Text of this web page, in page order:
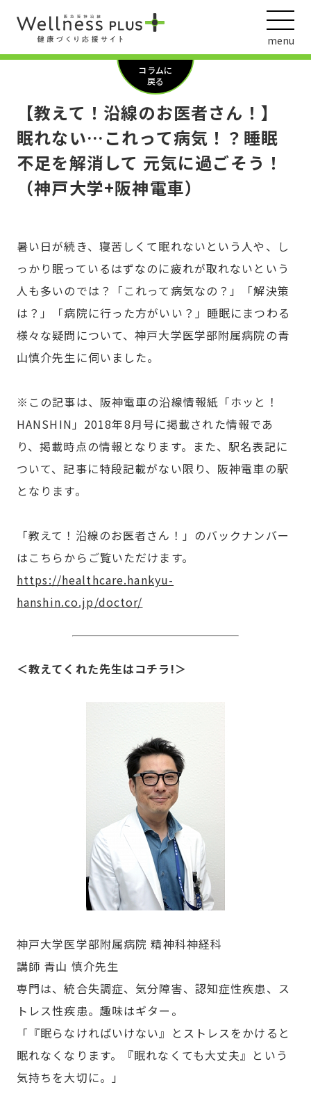
menu
コラムに
戻る
【教えて！沿線のお医者さん！】
眠れない…これって病気！？睡眠
不足を解消して 元気に過ごそう！
（神戸大学+阪神電車）
暑い日が続き、寝苦しくて眠れないという人や、し
っかり眠っているはずなのに疲れが取れないという
人も多いのでは？「これって病気なの？」「解決策
は？」「病院に行った方がいい？」睡眠にまつわる
様々な疑問について、神戸大学医学部附属病院の青
山慎介先生に伺いました。
※この記事は、阪神電車の沿線情報紙「ホッと！
HANSHIN」2018年8月号に掲載された情報であ
り、掲載時点の情報となります。また、駅名表記に
ついて、記事に特段記載がない限り、阪神電車の駅
となります。
「教えて！沿線のお医者さん！」のバックナンバー
はこちらからご覧いただけます。
https://healthcare.hankyu-
hanshin.co.jp/doctor/
＜教えてくれた先生はコチラ!＞
神戸大学医学部附属病院 精神科神経科
講師 青山 慎介先生
専門は、統合失調症、気分障害、認知症性疾患、ス
トレス性疾患。趣味はギター。
「『眠らなければいけない』とストレスをかけると
眠れなくなります。『眠れなくても大丈夫』という
気持ちを大切に。」
ウェルネス動画
阪急阪神ホールディングス